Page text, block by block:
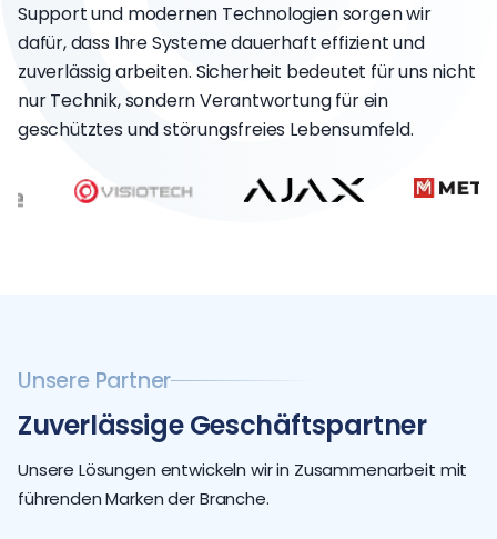
Support und modernen Technologien sorgen wir
dafür, dass Ihre Systeme dauerhaft effizient und
zuverlässig arbeiten. Sicherheit bedeutet für uns nicht
nur Technik, sondern Verantwortung für ein
geschütztes und störungsfreies Lebensumfeld.
Unsere Partner
Zuverlässige Geschäftspartner
Unsere Lösungen entwickeln wir in Zusammenarbeit mit
führenden Marken der Branche.